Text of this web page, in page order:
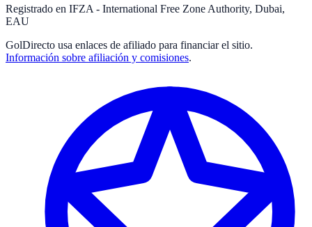
Registrado en IFZA - International Free Zone Authority, Dubai,
EAU
GolDirecto usa enlaces de afiliado para financiar el sitio.
Información sobre afiliación y comisiones.